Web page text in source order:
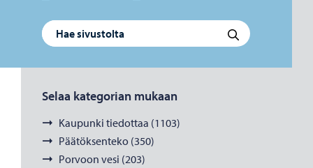
Haku: Hae
Selaa kategorian mukaan
Kaupunki tiedottaa (1103)
Päätöksenteko (350)
Porvoon vesi (203)